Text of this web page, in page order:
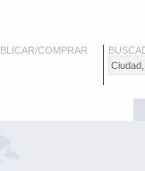
COMPRAR